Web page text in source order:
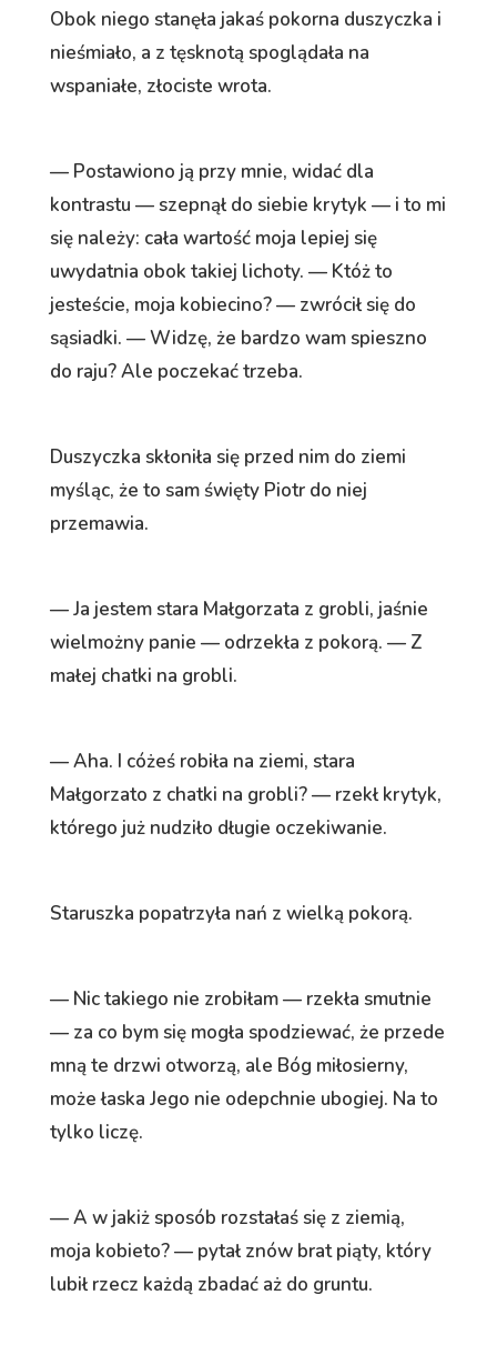
Obok niego stanęła jakaś pokorna duszyczka i
nieśmiało, a z tęsknotą spoglądała na
wspaniałe, złociste wrota.
— Postawiono ją przy mnie, widać dla
kontrastu — szepnął do siebie krytyk — i to mi
się należy: cała wartość moja lepiej się
uwydatnia obok takiej lichoty. — Któż to
jesteście, moja kobiecino? — zwrócił się do
sąsiadki. — Widzę, że bardzo wam spieszno
do raju? Ale poczekać trzeba.
Duszyczka skłoniła się przed nim do ziemi
myśląc, że to sam święty Piotr do niej
przemawia.
— Ja jestem stara Małgorzata z grobli, jaśnie
wielmożny panie — odrzekła z pokorą. — Z
małej chatki na grobli.
— Aha. I cóżeś robiła na ziemi, stara
Małgorzato z chatki na grobli? — rzekł krytyk,
którego już nudziło długie oczekiwanie.
Staruszka popatrzyła nań z wielką pokorą.
— Nic takiego nie zrobiłam — rzekła smutnie
— za co bym się mogła spodziewać, że przede
mną te drzwi otworzą, ale Bóg miłosierny,
może łaska Jego nie odepchnie ubogiej. Na to
tylko liczę.
— A w jakiż sposób rozstałaś się z ziemią,
moja kobieto? — pytał znów brat piąty, który
lubił rzecz każdą zbadać aż do gruntu.